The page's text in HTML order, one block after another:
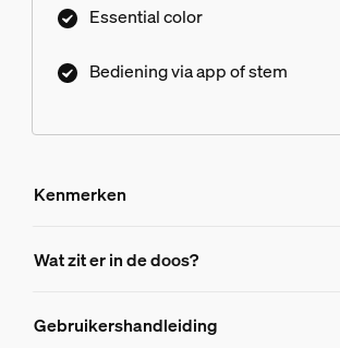
Essential color
Bediening via app of stem
Kenmerken
Kenmerken
8721103055330
Wat zit er in de doos?
Gebruikershandleiding